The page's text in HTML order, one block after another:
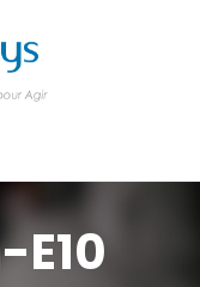
Accompagnement
autour des
dys ou acquis